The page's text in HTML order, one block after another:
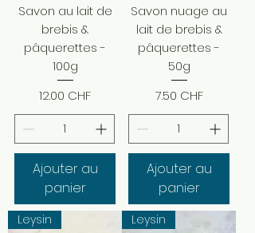
Savon au lait de
brebis &
pâquerettes -
100g
Prix
12.00 CHF
Ajouter au
panier
Savon nuage au
lait de brebis &
pâquerettes -
50g
Prix
7.50 CHF
Ajouter au
panier
Leysin Leysin